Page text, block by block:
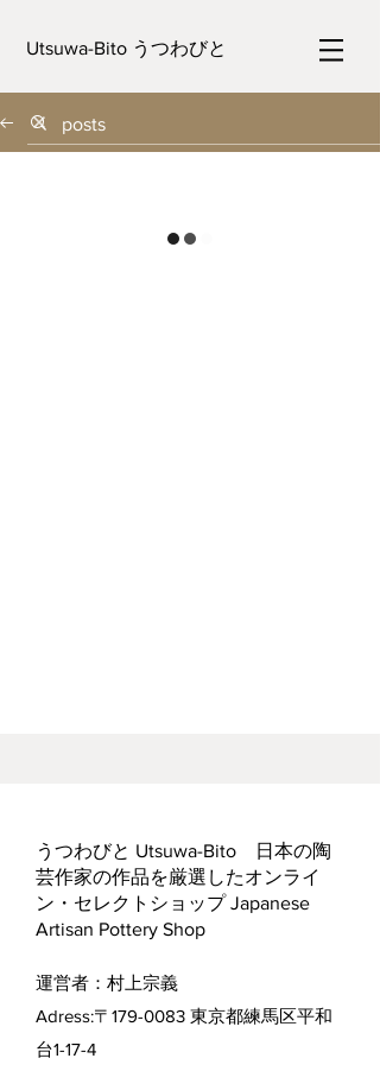
Utsuwa-Bito うつわびと
うつわびと Utsuwa-Bito 日本の陶
芸作家の作品を厳選したオンライ
ン・セレクトショップ Japanese
Artisan Pottery Shop
運営者：村上宗義
Adress:〒179-0083 東京都練馬区平和
台1-17-4